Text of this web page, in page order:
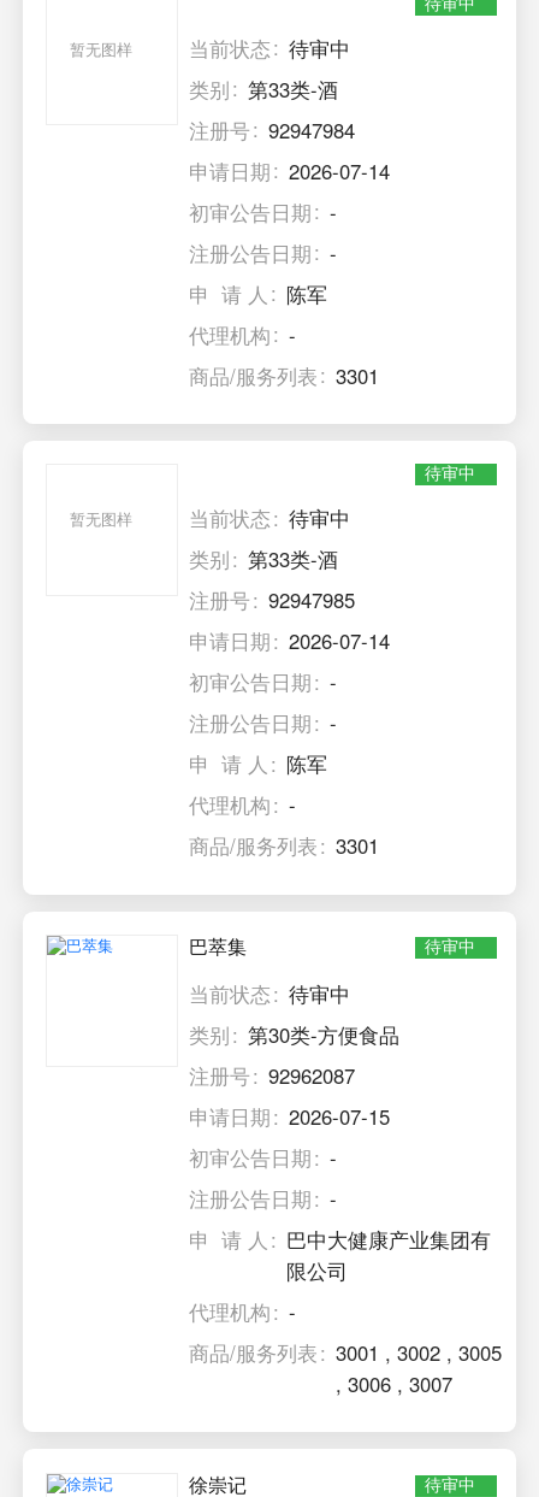
暂无图样
待审中
当前状态
待审中
类别
第33类-酒
注册号
92947984
申请日期
2026-07-14
初审公告日期
-
注册公告日期
-
申 请 人
陈军
代理机构
-
商品/服务列表
3301
暂无图样
待审中
当前状态
待审中
类别
第33类-酒
注册号
92947985
申请日期
2026-07-14
初审公告日期
-
注册公告日期
-
申 请 人
陈军
代理机构
-
商品/服务列表
3301
巴萃集 待审中
当前状态
待审中
类别
第30类-方便食品
注册号
92962087
申请日期
2026-07-15
初审公告日期
-
注册公告日期
-
申 请 人
巴中大健康产业集团有
限公司
代理机构
-
商品/服务列表
3001 ,3002 ,3005
,3006 ,3007
徐崇记 待审中